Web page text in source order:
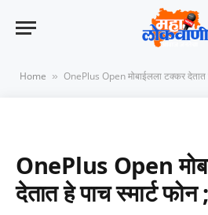
Home » OnePlus Open मोबाईलला टक्कर देतात
OnePlus Open
देतात हे पाच स्मार्ट